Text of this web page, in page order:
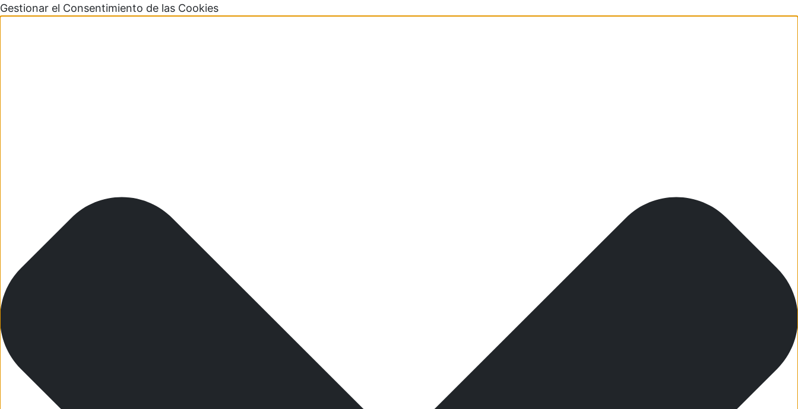
Gestionar el Consentimiento de las Cookies